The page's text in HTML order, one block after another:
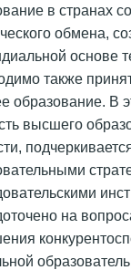
в странах
обмена,
основе
также
образование. В
высшего
на